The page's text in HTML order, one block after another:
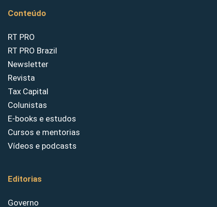
Conteúdo
RT PRO
RT PRO Brazil
Newsletter
Revista
Tax Capital
Colunistas
E-books e estudos
Cursos e mentorias
Vídeos e podcasts
Editorias
Governo